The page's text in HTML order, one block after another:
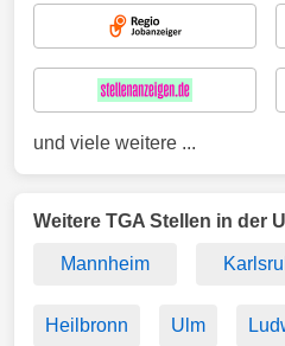
und viele weitere ...
Weitere TGA Stellen in der
Mannheim
Heilbronn Ulm